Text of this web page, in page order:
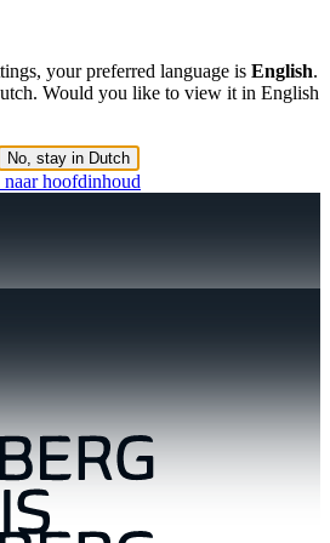
your preferred language is English.
Would you like to view it in English
No, stay in Dutch
naar hoofdinhoud